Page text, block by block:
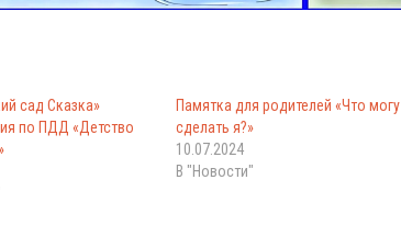
сад Сказка»
по ПДД «Детство
Памятка для родителей «Что могу
сделать я?»
10.07.2024
В "Новости"